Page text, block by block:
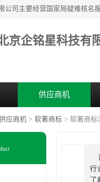
京企铭星科技有
供应商机
应商机 > 软著商标 > 软著商标